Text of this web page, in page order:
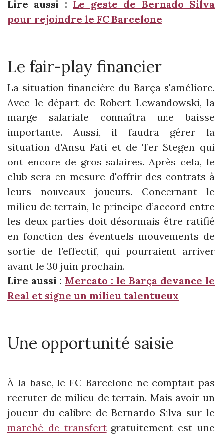
Lire aussi : Le geste de Bernado Silva
pour rejoindre le FC Barcelone
Le fair-play financier
La situation financière du Barça s'améliore.
Avec le départ de Robert Lewandowski, la
marge salariale connaîtra une baisse
importante. Aussi, il faudra gérer la
situation d'Ansu Fati et de Ter Stegen qui
ont encore de gros salaires. Après cela, le
club sera en mesure d'offrir des contrats à
leurs nouveaux joueurs. Concernant le
milieu de terrain, le principe d’accord entre
les deux parties doit désormais être ratifié
en fonction des éventuels mouvements de
sortie de l’effectif, qui pourraient arriver
avant le 30 juin prochain.
Lire aussi : Mercato : le Barça devance le
Real et signe un milieu talentueux
Une opportunité saisie
À la base, le FC Barcelone ne comptait pas
recruter de milieu de terrain. Mais avoir un
joueur du calibre de Bernardo Silva sur le
marché de transfertgratuitement est une